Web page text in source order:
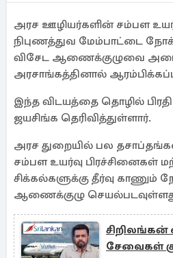
அரச ஊழியர்களின் சம்பள
நிபுணத்துவ மேம்பாட்டை
விசேட ஆணைக்குழுவை
அரசாங்கத்தினால்
இந்த விடயத்தை தொழில்
ஜயசிங்க தெரிவித்துள்ளார்.
அரச துறையில் பல
சம்பள உயர்வு பிரச்சினைகள்
சிக்கல்களுக்கு தீர்வு காணும்
ஆணைக்குழு
சேவைகள்